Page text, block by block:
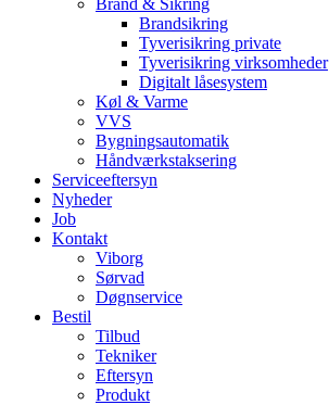
Brand & Sikring
Brandsikring
Tyverisikring private
Tyverisikring virksomheder
Digitalt låsesystem
Køl & Varme
VVS
Bygningsautomatik
Håndværkstaksering
Serviceeftersyn
Nyheder
Job
Kontakt
Viborg
Sørvad
Døgnservice
Bestil
Tilbud
Tekniker
Eftersyn
Produkt